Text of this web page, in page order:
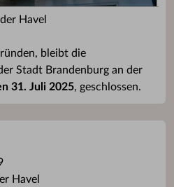
Havel
bleibt die
Stadt Brandenburg an der
31. Juli 2025, geschlossen.
Havel